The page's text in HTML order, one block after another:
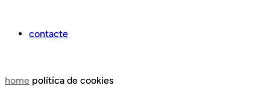
contacte
home política de cookies